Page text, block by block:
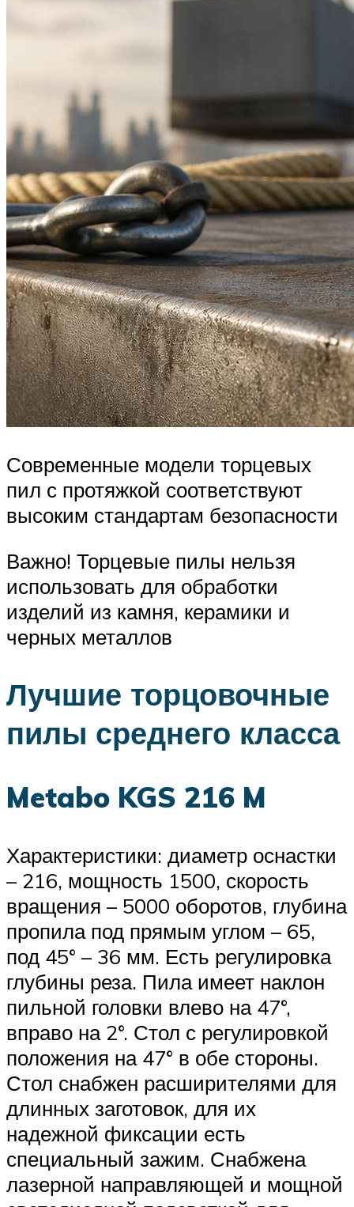
Современные модели торцевых
пил с протяжкой соответствуют
высоким стандартам безопасности
Важно! Торцевые пилы нельзя
использовать для обработки
изделий из камня, керамики и
черных металлов
Лучшие торцовочные
пилы среднего класса
Metabo KGS 216 M
Характеристики: диаметр оснастки
– 216, мощность 1500, скорость
вращения – 5000 оборотов, глубина
пропила под прямым углом – 65,
под 45° – 36 мм. Есть регулировка
глубины реза. Пила имеет наклон
пильной головки влево на 47°,
вправо на 2°. Стол с регулировкой
положения на 47° в обе стороны.
Стол снабжен расширителями для
длинных заготовок, для их
надежной фиксации есть
специальный зажим. Снабжена
лазерной направляющей и мощной